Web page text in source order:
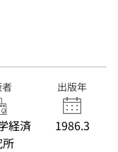
経済
出版年
1986.3